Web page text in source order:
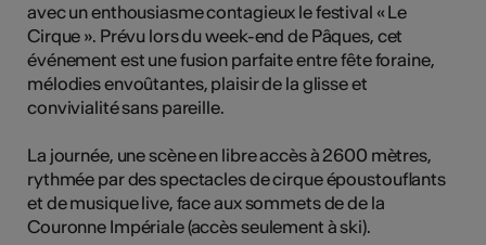
avec un enthousiasme contagieux le festival « Le
Cirque ». Prévu lors du week-end de Pâques, cet
événement est une fusion parfaite entre fête foraine,
mélodies envoûtantes, plaisir de la glisse et
convivialité sans pareille.
La journée, une scène en libre accès à 2600 mètres,
rythmée par des spectacles de cirque époustouflants
et de musique live, face aux sommets de de la
Couronne Impériale (accès seulement à ski).